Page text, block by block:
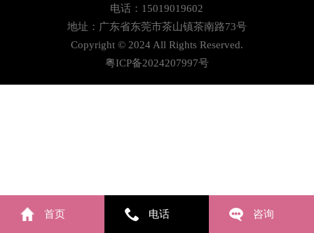
电话：15019019602
地址：广东省东莞市茶山镇茶南路73号
Copyright © 2024 All Rights Reserved.
粤ICP备2024207997号
首页 电话 咨询